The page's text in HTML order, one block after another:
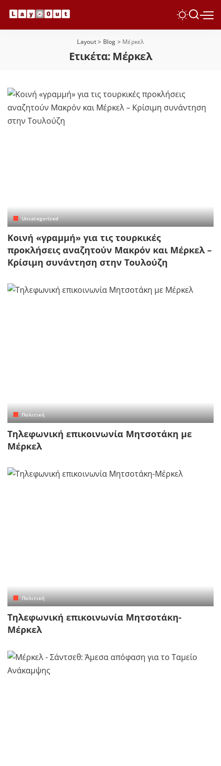
Layout> Blog > Μέρκελ
Ετικέτα: Μέρκελ
Uncategorized
Κοινή «γραμμή» για τις τουρκικές
προκλήσεις αναζητούν Μακρόν και Μέρκελ –
Κρίσιμη συνάντηση στην Τουλούζη
Πολιτική
Τηλεφωνική επικοινωνία Μητσοτάκη με
Μέρκελ
Πολιτική
Τηλεφωνική επικοινωνία Μητσοτάκη-
Μέρκελ